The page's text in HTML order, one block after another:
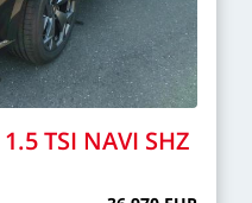
1.5TSI NAVI SHZ